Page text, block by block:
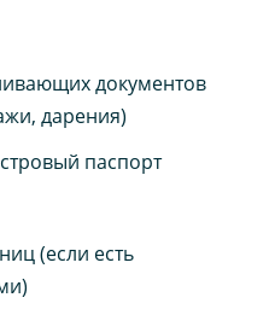
документов
дарения)
паспорт
(если есть